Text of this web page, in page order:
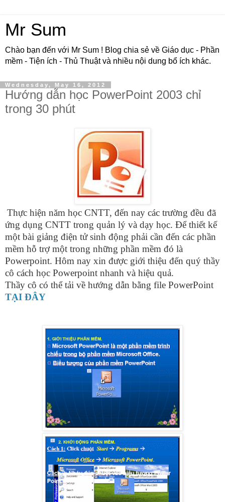
Mr Sum
Chào bạn đến với Mr Sum ! Blog chia sẻ về Giáo dục - Phần
mềm - Tiện ích - Thủ Thuật và nhiều nội dung bổ ích khác.
Wednesday, May 16, 2012
Hướng dẫn học PowerPoint 2003 chỉ
trong 30 phút
Thực hiện năm học CNTT, đến nay các trường đều đã
ứng dụng CNTT trong quản lý và dạy học. Để thiết kế
một bài giảng điện tử sinh động phải cần đến các phần
mềm hỗ trợ một trong những phần mềm đó là
Powerpoint. Hôm nay xin được giới thiệu đến quý thầy
cô cách học Powerpoint nhanh và hiệu quả.
Thầy cô có thể tải về hướng dẫn bằng file PowerPoint
TẠI ĐÂY